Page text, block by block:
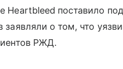
Heartbleed поставило
заявляли о том, что
РЖД.